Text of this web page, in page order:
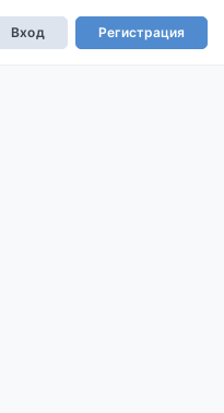
Вход Регистрация